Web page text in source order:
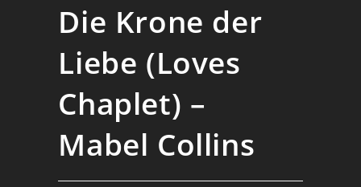
Die Krone der
Liebe (Loves
Chaplet) –
Mabel Collins